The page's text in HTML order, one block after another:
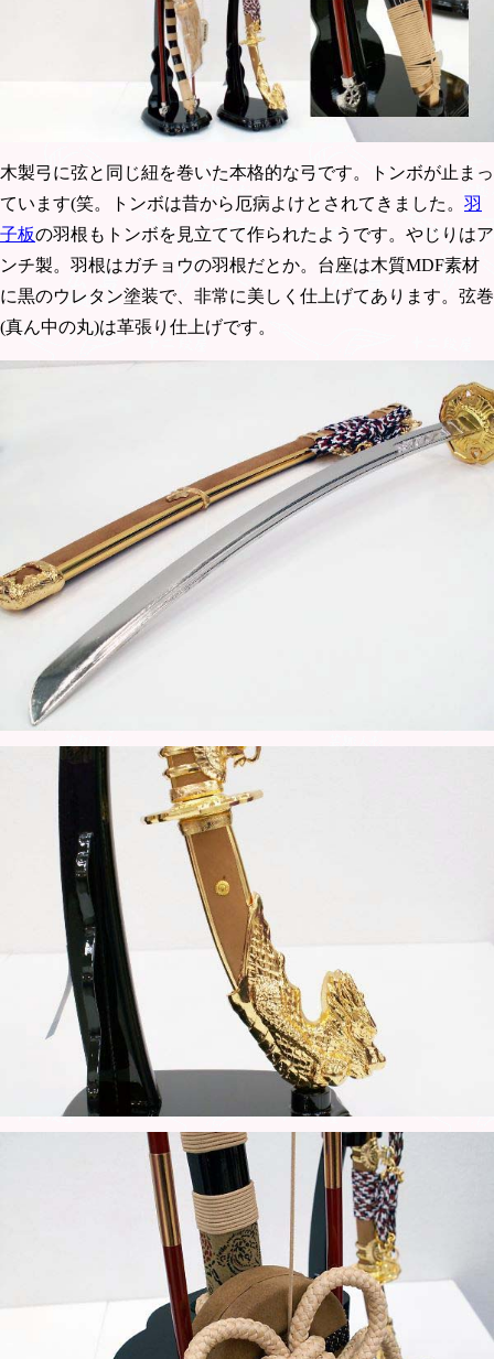
木製弓に弦と同じ紐を巻いた本格的な弓です。トンボが止まっ
ています(笑。トンボは昔から厄病よけとされてきました。 羽
子板の羽根もトンボを見立てて作られたようです。やじりはア
ンチ製。羽根はガチョウの羽根だとか。台座は木質MDF素材
に黒のウレタン塗装で、非常に美しく仕上げてあります。弦巻
(真ん中の丸)は革張り仕上げです。